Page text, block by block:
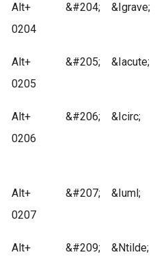
Alt+
0204
&#204; &Igrave;
Alt+
0205
&#205; &Iacute;
Alt+
0206
&#206; &Icirc;
Alt+
0207
&#207; &Iuml;
Alt+
&#209; &Ntilde;